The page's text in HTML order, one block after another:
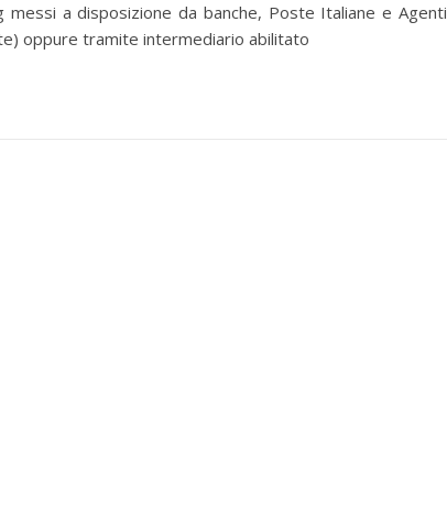
a disposizione da banche, Poste Italiane e Agenti
oppure tramite intermediario abilitato